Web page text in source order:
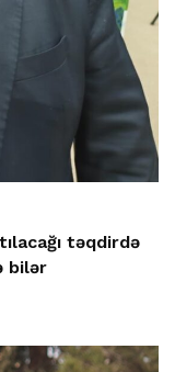
təqdirdə
bilər